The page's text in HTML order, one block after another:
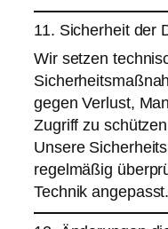
11. Sicherheit der
Wir setzen
gegen Verlust,
Zugriff zu
Unsere
regelmäßig
Technik angepasst.